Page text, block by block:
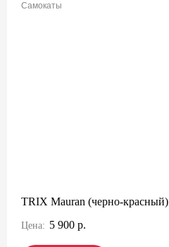
Самокаты
TRIX Mauran (черно-красный)
Цена: 5 900 р.